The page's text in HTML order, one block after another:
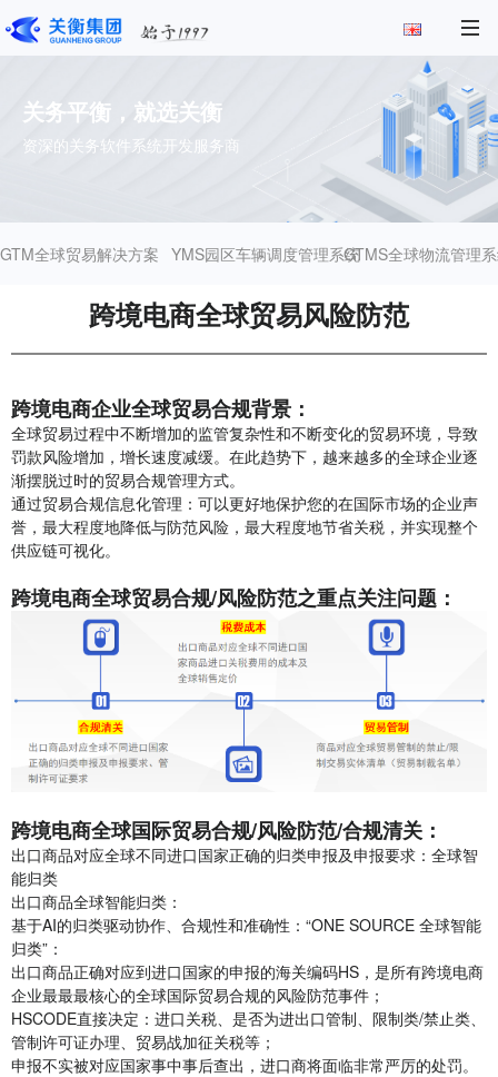
关务平衡，就选关衡
资深的关务软件系统开发服务商
GTM全球贸易解决方案 YMS园区车辆调度管理系统GTMS全球物流管理
跨境电商全球贸易风险防范
跨境电商企业全球贸易合规背景：
全球贸易过程中不断增加的监管复杂性和不断变化的贸易环境，导致
罚款风险增加，增长速度减缓。在此趋势下，越来越多的全球企业逐
渐摆脱过时的贸易合规管理方式。
通过贸易合规信息化管理：可以更好地保护您的在国际市场的企业声
誉，最大程度地降低与防范风险，最大程度地节省关税，并实现整个
供应链可视化。
跨境电商全球贸易合规/风险防范之重点关注问题：
跨境电商全球国际贸易合规/风险防范/合规清关：
出口商品对应全球不同进口国家正确的归类申报及申报要求：全球智
能归类
出口商品全球智能归类：
基于AI的归类驱动协作、合规性和准确性：“ONE SOURCE 全球智能
归类”：
出口商品正确对应到进口国家的申报的海关编码HS，是所有跨境电商
企业最最最核心的全球国际贸易合规的风险防范事件；
HSCODE直接决定：进口关税、是否为进出口管制、限制类/禁止类、
管制许可证办理、贸易战加征关税等；
申报不实被对应国家事中事后查出，进口商将面临非常严厉的处罚。